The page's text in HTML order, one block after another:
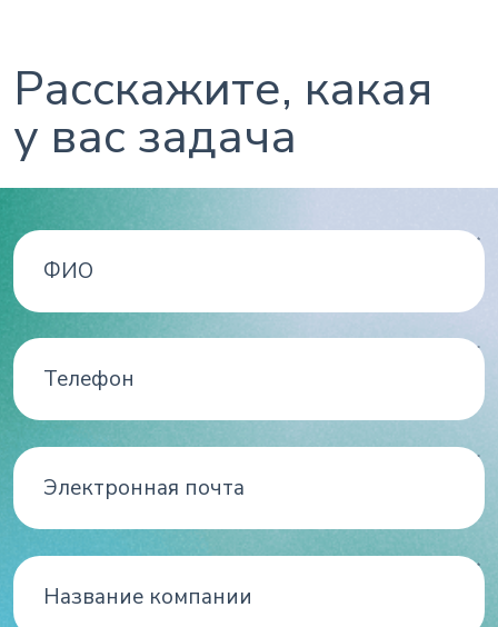
Расскажите, какая
у вас задача